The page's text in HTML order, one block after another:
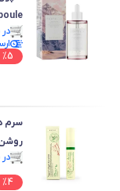
12099
در
در
%5
در
%4